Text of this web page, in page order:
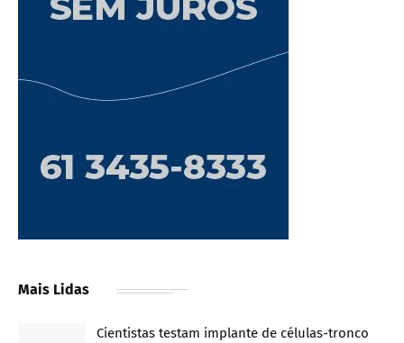
Mais Lidas
Cientistas testam implante de células-tronco